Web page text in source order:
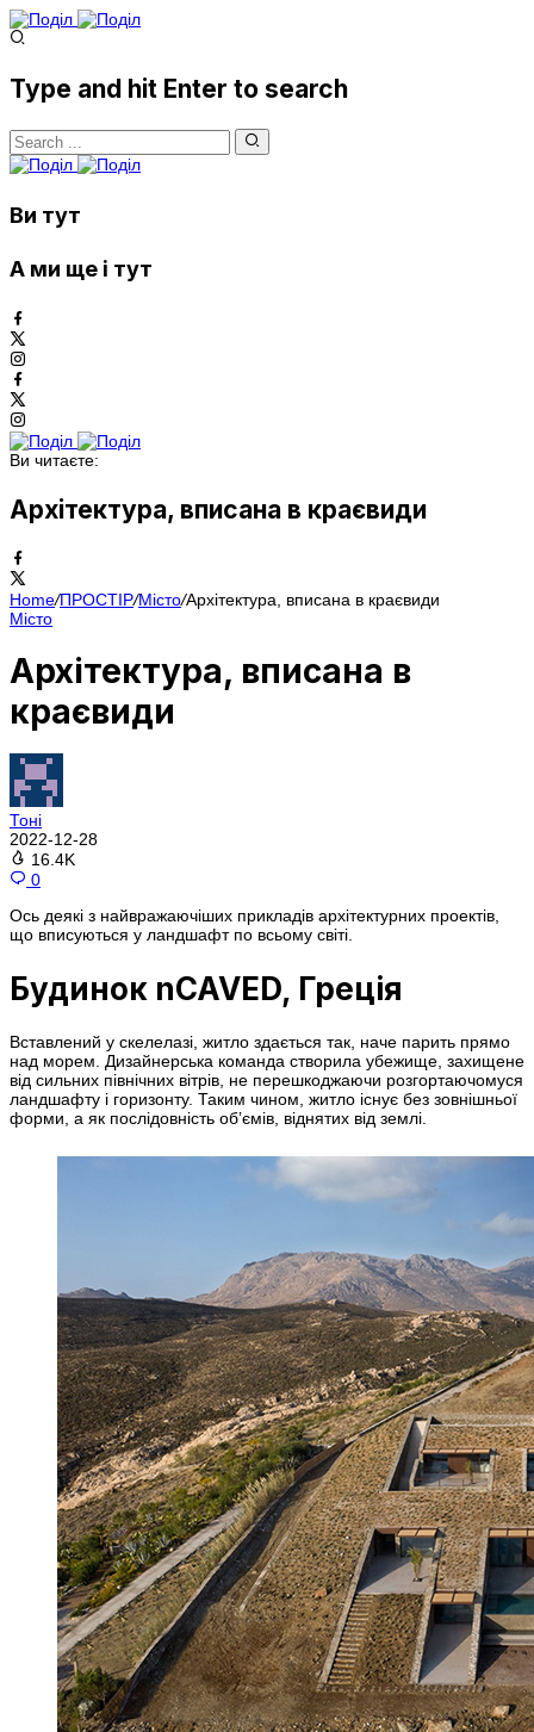
Type and hit Enter to search
Ви тут
А ми ще і тут
Ви читаєте:
Архітектура, вписана в краєвиди
Home/ПРОСТІР/Місто/Архітектура, вписана в краєвиди
Місто
Архітектура, вписана в
краєвиди
Тоні
2022-12-28
16.4K
0
Ось деякі з найвражаючіших прикладів архітектурних проектів,
що вписуються у ландшафт по всьому світі.
Будинок nCAVED, Греція
Вставлений у скелелазі, житло здається так, наче парить прямо
над морем. Дизайнерська команда створила убежище, захищене
від сильних північних вітрів, не перешкоджаючи розгортаючомуся
ландшафту і горизонту. Таким чином, житло існує без зовнішньої
форми, а як послідовність об’ємів, віднятих від землі.